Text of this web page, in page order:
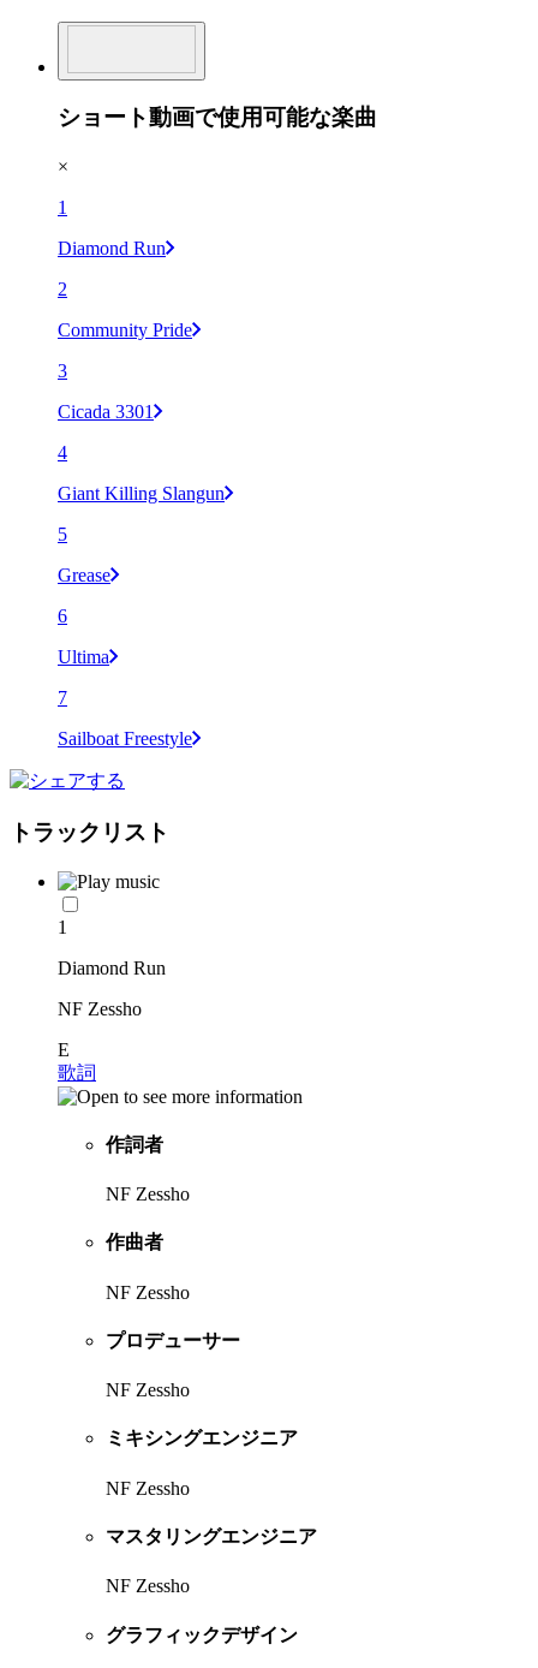
ショート動画で使用可能な楽曲
×
1
Diamond Run
2
Community Pride
3
Cicada 3301
4
Giant Killing Slangun
5
Grease
6
Ultima
7
Sailboat Freestyle
トラックリスト
1
Diamond Run
NF Zessho
E
歌詞
作詞者
NF Zessho
作曲者
NF Zessho
プロデューサー
NF Zessho
ミキシングエンジニア
NF Zessho
マスタリングエンジニア
NF Zessho
グラフィックデザイン